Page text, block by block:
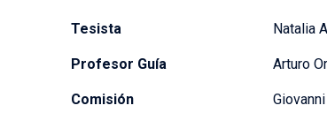
Tesista Natalia
Profesor Guía Arturo
Comisión